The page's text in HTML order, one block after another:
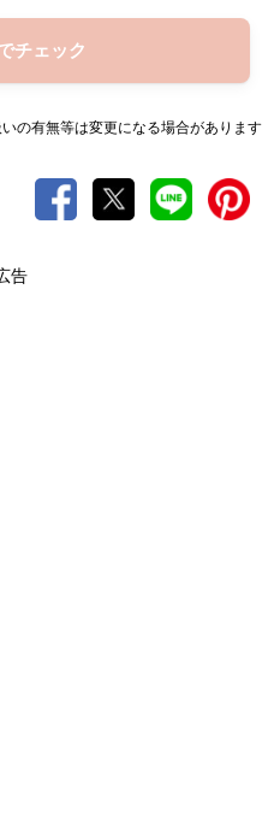
チェック
の有無等は変更になる場合があります
告